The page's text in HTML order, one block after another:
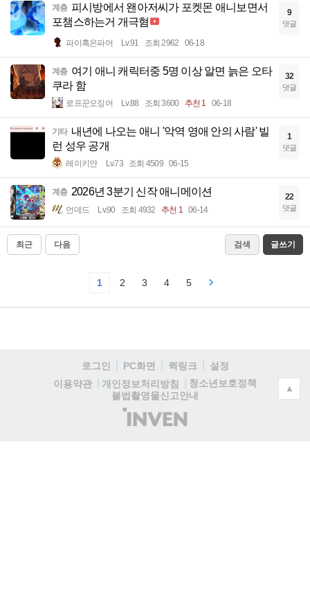
계층 피시방에서 왠아저씨가 포켓몬 애니보면서
포챔스하는거 개극혐
파이혹은파어 Lv.91 조회 2962 06-18
9
댓글
계층 여기 애니 캐릭터중 5명 이상 알면 늙은 오타
쿠라 함
로프꾼오징어 Lv.88 조회 3600 추천 1 06-18
32
댓글
기타 내년에 나오는 애니 '악역 영애 안의 사람' 빌
런 성우 공개
레이키얀 Lv.73 조회 4509 06-15
1
댓글
계층 2026년 3분기 신작 애니메이션
언데드 Lv.90 조회 4932 추천 1 06-14
22
댓글
최근 다음 검색 글쓰기
1 2 3 4 5
로그인 PC화면 퀵링크
설정
이용약관
개인정보처리방침
청소년보호정책
불법촬영물신고안내
(주)
인
▲